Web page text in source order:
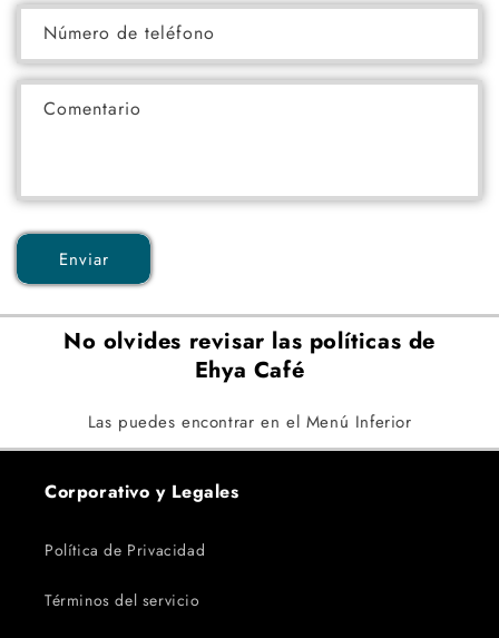
Número de teléfono
Comentario
Enviar
No olvides revisar las políticas de
Ehya Café
Las puedes encontrar en el Menú Inferior
Corporativo y Legales
Política de Privacidad
Términos del servicio